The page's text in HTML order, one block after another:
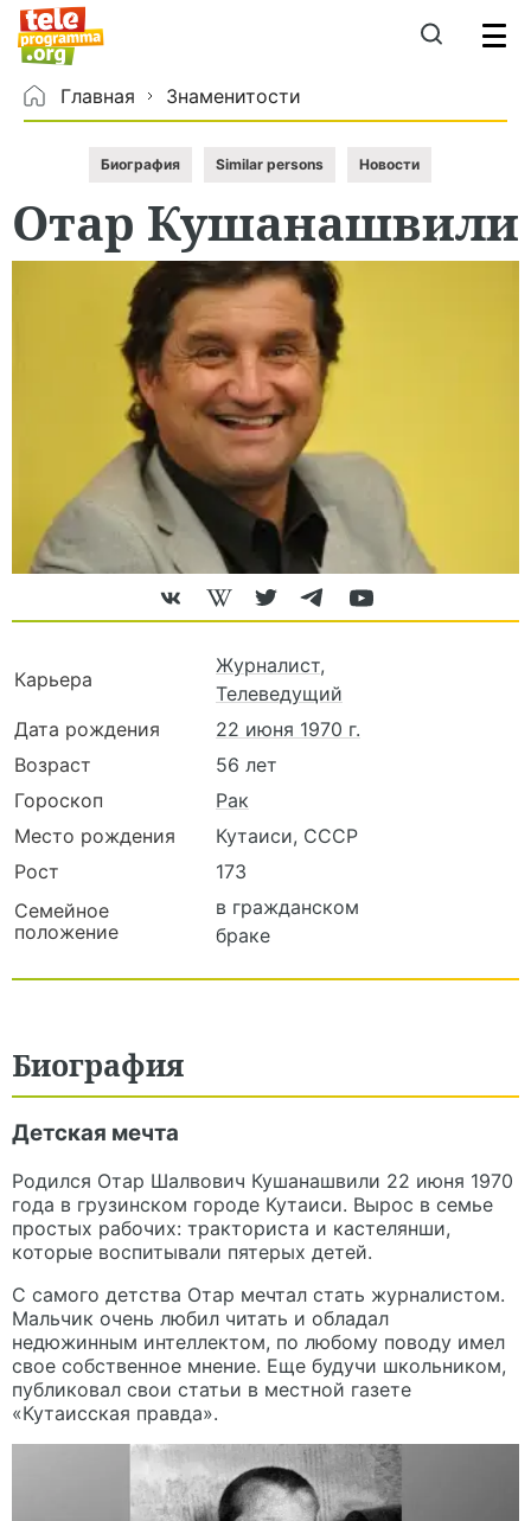
Главная Знаменитости
Биография Similar persons Новости
Отар Кушанашвили
Карьера
Журналист,
Телеведущий
Дата рождения
22 июня 1970 г.
Возраст
56 лет
Гороскоп
Рак
Место рождения
Кутаиси, СССР
Рост
173
Семейное
положение
в гражданском
браке
Биография
Детская мечта
Родился Отар Шалвович Кушанашвили 22 июня 1970
года в грузинском городе Кутаиси. Вырос в семье
простых рабочих: тракториста и кастелянши,
которые воспитывали пятерых детей.
С самого детства Отар мечтал стать журналистом.
Мальчик очень любил читать и обладал
недюжинным интеллектом, по любому поводу имел
свое собственное мнение. Еще будучи школьником,
публиковал свои статьи в местной газете
«Кутаисская правда».